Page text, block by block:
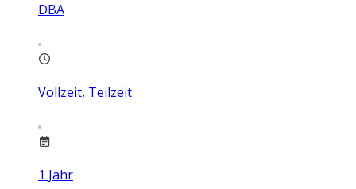
DBA
Vollzeit, Teilzeit
1 Jahr